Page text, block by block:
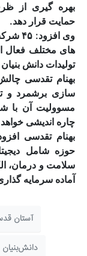
بهره گیری از
حمایت قرار دهد.
وی
های مختلف فعال
تولیدات دانش
بهنام تقدسی
سازی برشمرد و
مسوولیت آن با
چاره اندیشی
بهنام تقدسی
حوزه شامل
سلامت و درمان،
آماده سرمایه
آستان
دانش‌بنیان